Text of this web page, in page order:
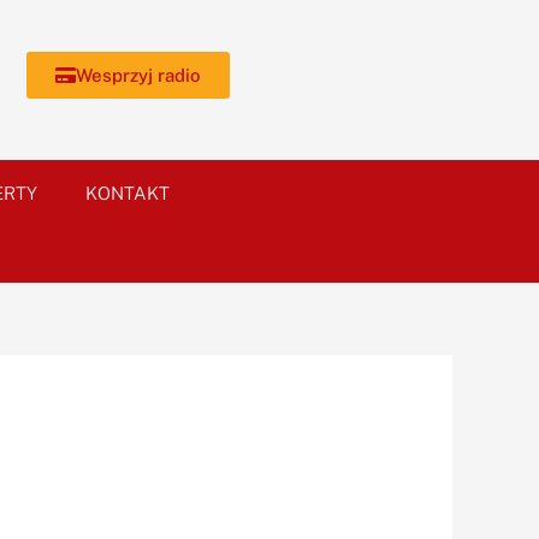
Wesprzyj radio
KONTAKT